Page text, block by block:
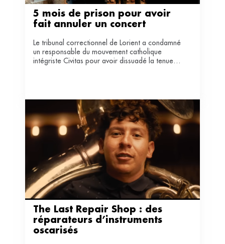
5 mois de prison pour avoir
fait annuler un concert
Le tribunal correctionnel de Lorient a condamné
un responsable du mouvement catholique
intégriste Civitas pour avoir dissuadé la tenue
The Last Repair Shop : des
réparateurs d’instruments